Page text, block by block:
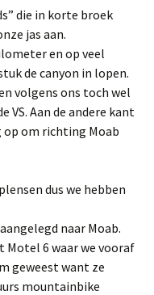
die in korte broek
jas aan.
en op veel
de canyon in lopen.
volgens ons toch wel
VS. Aan de andere kant
op om richting Moab
dus we hebben
naar Moab.
Motel 6 waar we vooraf
geweest want ze
mountainbike